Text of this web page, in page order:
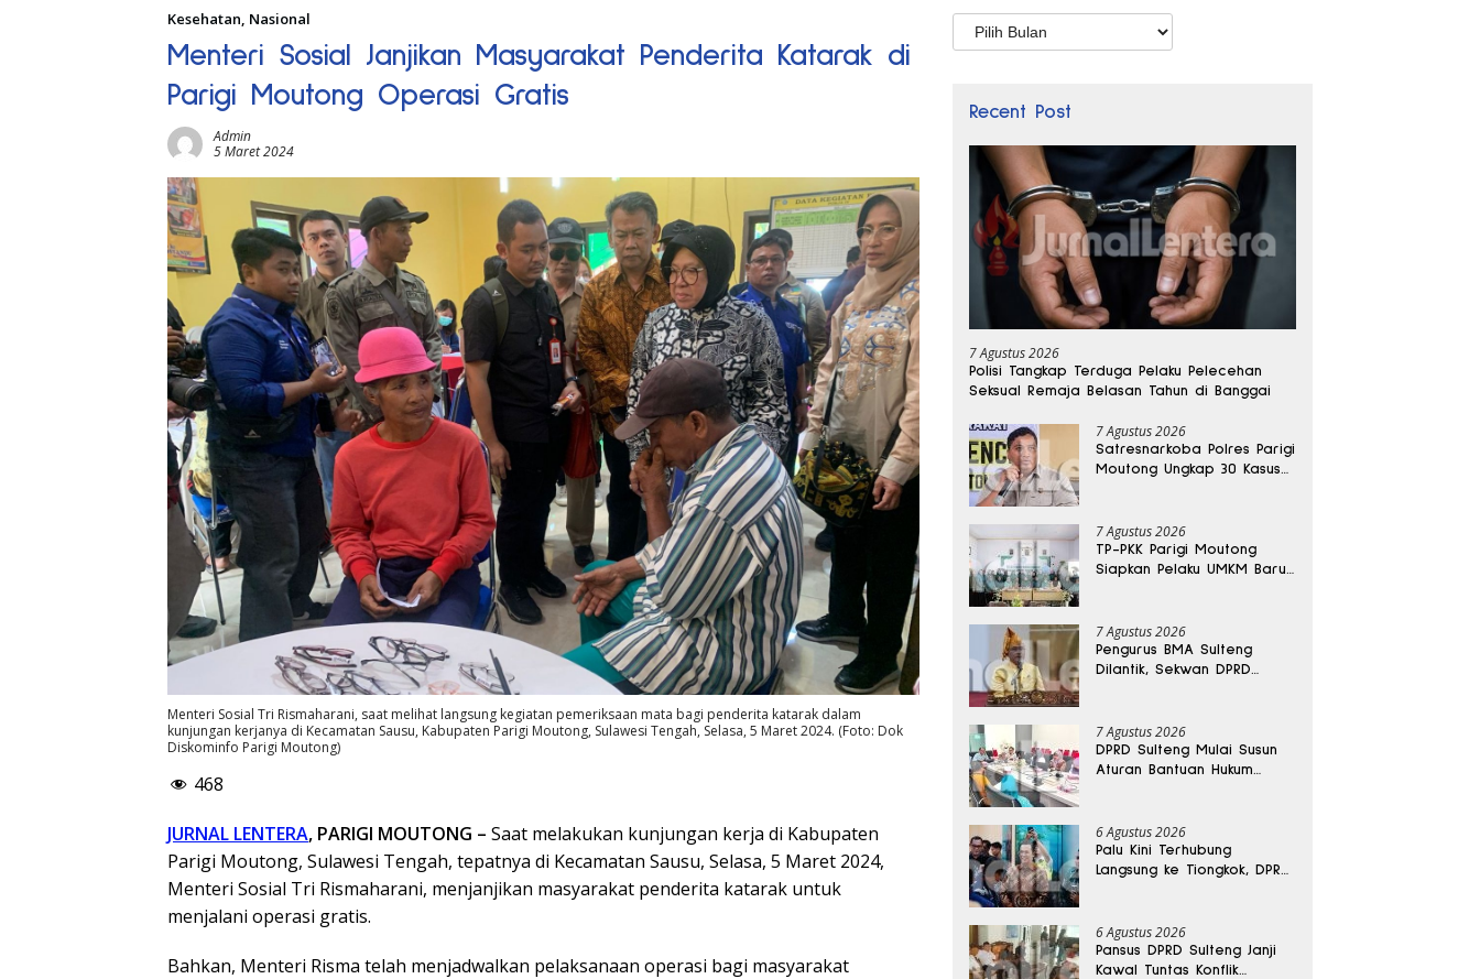
Kesehatan, Nasional
Menteri Sosial Janjikan Masyarakat Penderita Katarak di
Parigi Moutong Operasi Gratis
Admin
5 Maret 2024
Menteri Sosial Tri Rismaharani, saat melihat langsung kegiatan pemeriksaan mata bagi penderita katarak dalam
kunjungan kerjanya di Kecamatan Sausu, Kabupaten Parigi Moutong, Sulawesi Tengah, Selasa, 5 Maret 2024. (Foto: Dok
Diskominfo Parigi Moutong)
468
JURNAL LENTERA, PARIGI MOUTONG – Saat melakukan kunjungan kerja di Kabupaten
Parigi Moutong, Sulawesi Tengah, tepatnya di Kecamatan Sausu, Selasa, 5 Maret 2024,
Menteri Sosial Tri Rismaharani, menjanjikan masyarakat penderita katarak untuk
menjalani operasi gratis.
Bahkan, Menteri Risma telah menjadwalkan pelaksanaan operasi bagi masyarakat
Arsip
Recent Post
7 Agustus 2026
Polisi Tangkap Terduga Pelaku Pelecehan
Seksual Remaja Belasan Tahun di Banggai
7 Agustus 2026
Satresnarkoba Polres Parigi
Moutong Ungkap 30 Kasus
7 Agustus 2026
TP-PKK Parigi Moutong
Siapkan Pelaku UMKM Baru
7 Agustus 2026
Pengurus BMA Sulteng
Dilantik, Sekwan DPRD
7 Agustus 2026
DPRD Sulteng Mulai Susun
Aturan Bantuan Hukum
6 Agustus 2026
Palu Kini Terhubung
Langsung ke Tiongkok, DPRD
6 Agustus 2026
Pansus DPRD Sulteng Janji
Kawal Tuntas Konflik